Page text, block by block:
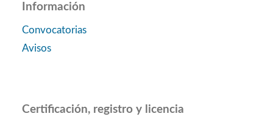
Información
Convocatorias
Avisos
Certificación, registro y licencia